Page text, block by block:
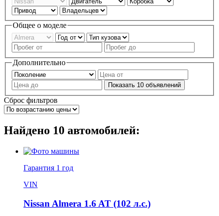
Общее о моделе
Дополнительно
Показать 10 объявлений
Сброс фильтров
Найдено 10 автомобилей:
Гарантия 1 год
VIN
Nissan Almera 1.6 AT (102 л.с.)